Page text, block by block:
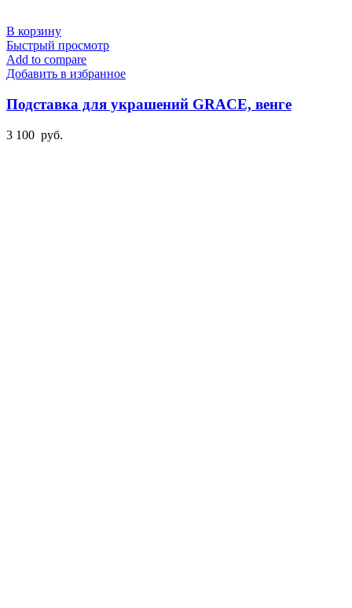
В корзину
Быстрый просмотр
Add to compare
Добавить в избранное
Подставка для украшений GRACE, венге
3 100 руб.